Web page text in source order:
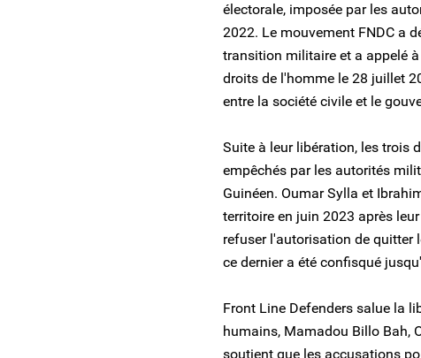
électorale, imposée par les
2022. Le mouvement FNDC a
transition militaire et a appelé
droits de l'homme le 28 juillet
entre la société civile et le
Suite à leur libération, les trois
empêchés par les autorités
Guinéen. Oumar Sylla et
territoire en juin 2023 après
refuser l'autorisation de quitter
ce dernier a été confisqué
Front Line Defenders salue la
humains, Mamadou Billo Bah,
soutient que les accusations